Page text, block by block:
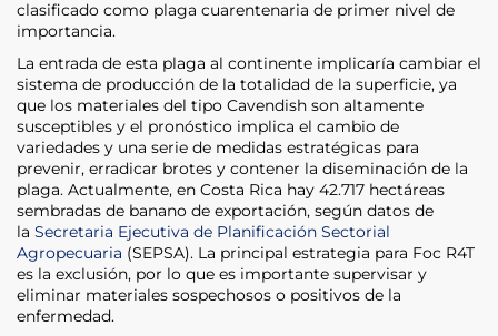
clasificado como plaga cuarentenaria de primer nivel de
importancia.
La entrada de esta plaga al continente implicaría cambiar el
sistema de producción de la totalidad de la superficie, ya
que los materiales del tipo Cavendish son altamente
susceptibles y el pronóstico implica el cambio de
variedades y una serie de medidas estratégicas para
prevenir, erradicar brotes y contener la diseminación de la
plaga. Actualmente, en Costa Rica hay 42.717 hectáreas
sembradas de banano de exportación, según datos de
la Secretaria Ejecutiva de Planificación Sectorial
Agropecuaria (SEPSA). La principal estrategia para Foc R4T
es la exclusión, por lo que es importante supervisar y
eliminar materiales sospechosos o positivos de la
enfermedad.